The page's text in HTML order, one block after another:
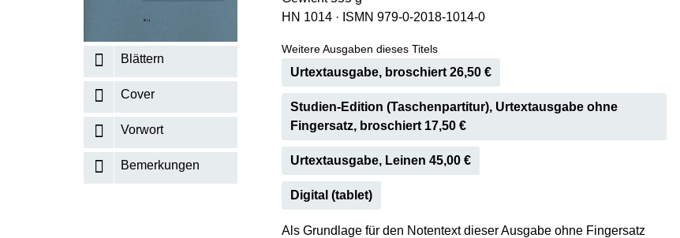
KISSIN THE COMPOSER
RICHARD STRAUSS
Blättern
Cover
Vorwort
Bemerkungen
HN 1014 · ISMN 979-0-2018-1014-0
Weitere Ausgaben dieses Titels
Urtextausgabe, broschiert 26,50 €
Studien-Edition (Taschenpartitur), Urtextausgabe ohne
Fingersatz, broschiert 17,50 €
Urtextausgabe, Leinen 45,00 €
Digital (tablet)
Als Grundlage für den Notentext dieser Ausgabe ohne Fingersatz